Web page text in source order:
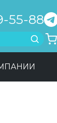
55-88
Найти